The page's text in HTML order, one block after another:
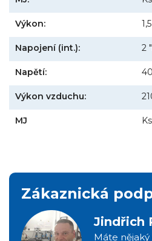
Výkon:
Napojení (int.): 2
Napětí:
Výkon vzduchu:
MJ Ks
Zákaznická
Jindřich
Máte nějaký